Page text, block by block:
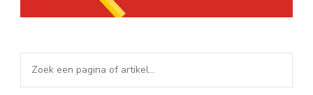
Zoek
in